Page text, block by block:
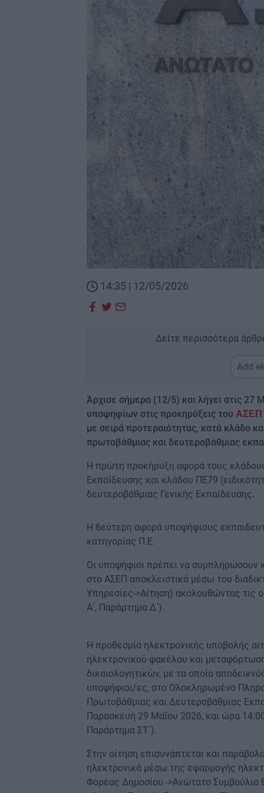
14:35 | 12/05/2026
Δείτε περισσότερα
Add
Άρχισε σήμερα (12/5) και λήγει στις
υποψηφίων στις προκηρύξεις του ΑΣΕΠ
με σειρά προτεραιότητας, κατά κλάδο
πρωτοβάθμιας και δευτεροβάθμιας
Η πρώτη προκήρυξη αφορά τους
Εκπαίδευσης και κλάδου ΠΕ79
δευτεροβάθμιας Γενικής Εκπαίδευσης.
Η δεύτερη αφορά υποψήφιους
κατηγορίας Π.Ε.
Οι υποψήφιοι πρέπει να συμπληρώσουν
στο ΑΣΕΠ αποκλειστικά μέσω του
Υπηρεσίες->Αίτηση) ακολουθώντας τις
Α΄, Παράρτημα Δ΄).
Η προθεσμία ηλεκτρονικής υποβολής
ηλεκτρονικού φακέλου και
δικαιολογητικών, με τα οποία
υποψήφιοι/ες, στο Ολοκληρωμένο
Πρωτοβάθμιας και Δευτεροβάθμιας
Παρασκευή 29 Μαΐου 2026, και ώρα
Παράρτημα ΣΤ΄).
Στην αίτηση επισυνάπτεται και
ηλεκτρονικά μέσω της εφαρμογής
Φορέας Δημοσίου ->Ανώτατο Συμβούλιο